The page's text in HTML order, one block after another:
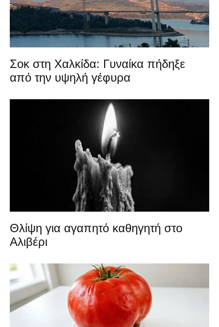
Σοκ στη Χαλκίδα: Γυναίκα πήδηξε
από την υψηλή γέφυρα
Θλίψη για αγαπητό καθηγητή στο
Αλιβέρι